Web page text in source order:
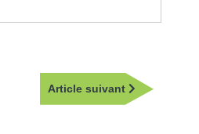
Article suivant
Article